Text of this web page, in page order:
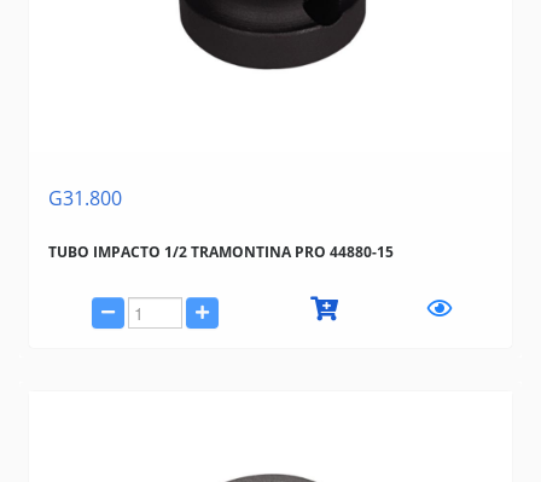
G31.800
TUBO IMPACTO 1/2 TRAMONTINA PRO 44880-15